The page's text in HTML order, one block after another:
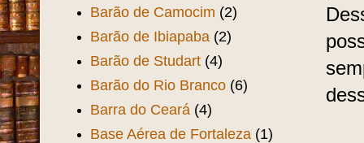
Barão de Camocim (2)
Barão de Ibiapaba (2)
Barão de Studart (4)
Barão do Rio Branco (6)
Barra do Ceará (4)
Base Aérea de Fortaleza (1)